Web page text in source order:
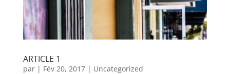
ARTICLE 1
par | Fév 20, 2017| Uncategorized